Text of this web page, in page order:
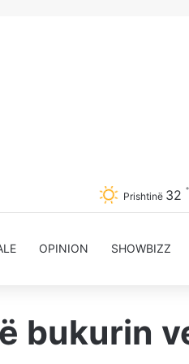
Prishtinë 32
OPINION SHOWBIZZ
bukurin